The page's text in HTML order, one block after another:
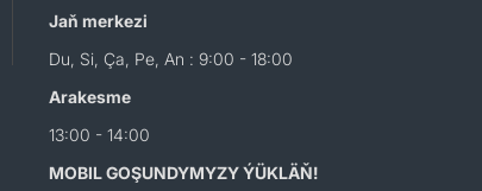
Jaň merkezi
Du, Si, Ça, Pe, An : 9:00 - 18:00
Arakesme
13:00 - 14:00
MOBIL GOŞUNDYMYZY ÝÜKLÄŇ!